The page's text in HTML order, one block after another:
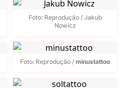
Foto: Reprodução / Jakub
Nowicz
Foto: Reprodução / minustattoo